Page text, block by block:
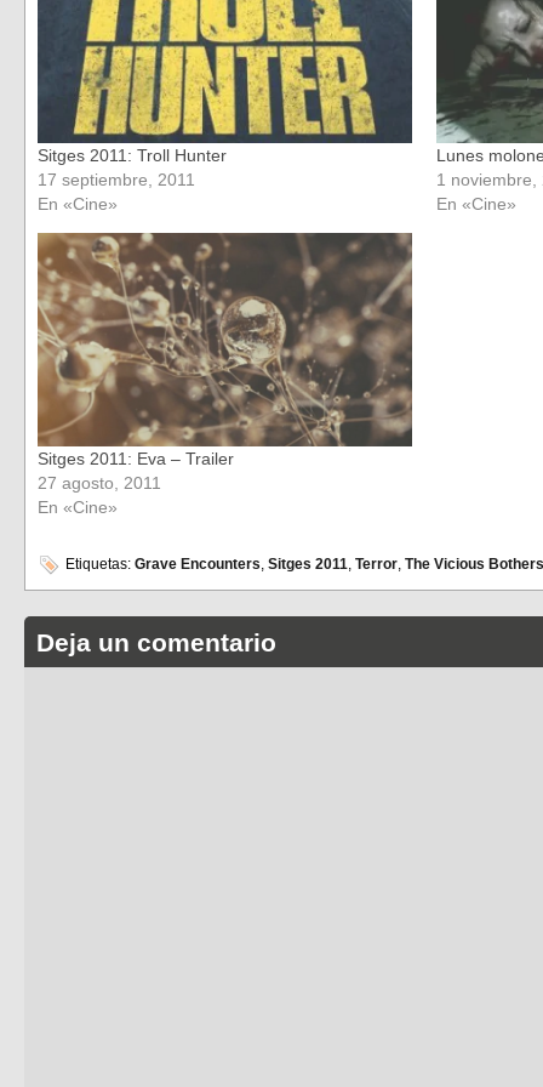
Sitges 2011: Troll Hunter
17 septiembre, 2011
En «Cine»
Lunes
1 noviembre,
En «Cine»
Sitges 2011: Eva – Trailer
27 agosto, 2011
En «Cine»
Etiquetas: Grave Encounters, Sitges 2011, Terror, The Vicious Bothers
Deja un comentario